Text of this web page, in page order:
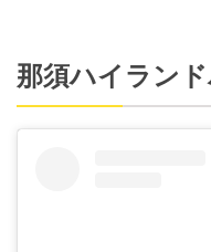
那須ハイラン